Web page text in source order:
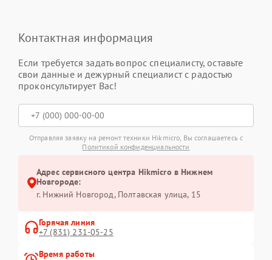
Контактная информация
Если требуется задать вопрос специалисту, оставьте
свои данные и дежурный специалист с радостью
проконсультирует Вас!
Отправляя заявку на ремонт техники Hikmicro, Вы соглашаетесь с
Политикой конфиденциальности
Адрес сервисного центра Hikmicro в Нижнем
Новгороде:
г. Нижний Новгород, Полтавская улица, 15
Горячая линия
+7 (831) 231-05-25
Время работы